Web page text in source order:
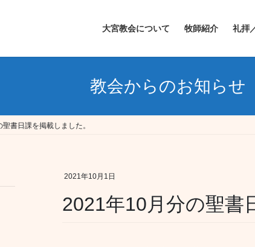
大宮教会について 牧師紹介 礼拝
教会からのお知らせ
書日課を掲載しました。
2021年10月1日
2021年10月分の聖書